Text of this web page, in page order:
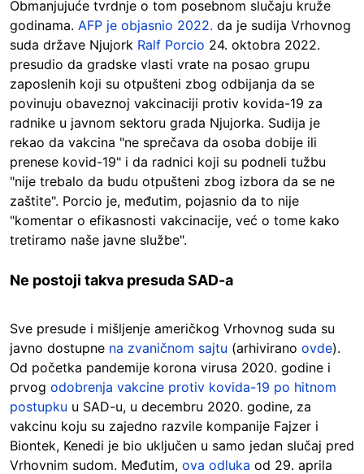
Obmanjujuće tvrdnje o tom posebnom slučaju kruže
godinama. AFP je objasnio 2022. da je sudija Vrhovnog
suda države Njujork Ralf Porcio 24. oktobra 2022.
presudio da gradske vlasti vrate na posao grupu
zaposlenih koji su otpušteni zbog odbijanja da se
povinuju obaveznoj vakcinaciji protiv kovida-19 za
radnike u javnom sektoru grada Njujorka. Sudija je
rekao da vakcina "ne sprečava da osoba dobije ili
prenese kovid-19" i da radnici koji su podneli tužbu
"nije trebalo da budu otpušteni zbog izbora da se ne
zaštite". Porcio je, međutim, pojasnio da to nije
"komentar o efikasnosti vakcinacije, već o tome kako
tretiramo naše javne službe".
Ne postoji takva presuda SAD-a
Sve presude i mišljenje američkog Vrhovnog suda su
javno dostupne na zvaničnom sajtu (arhivirano ovde).
Od početka pandemije korona virusa 2020. godine i
prvog odobrenja vakcine protiv kovida-19 po hitnom
postupku u SAD-u, u decembru 2020. godine, za
vakcinu koju su zajedno razvile kompanije Fajzer i
Biontek, Kenedi je bio uključen u samo jedan slučaj pred
Vrhovnim sudom. Međutim, ova odluka od 29. aprila